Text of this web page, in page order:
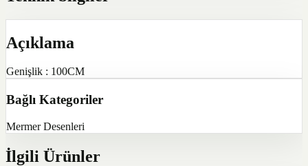
Açıklama
Genişlik : 100CM
Bağlı Kategoriler
Mermer Desenleri
İlgili Ürünler